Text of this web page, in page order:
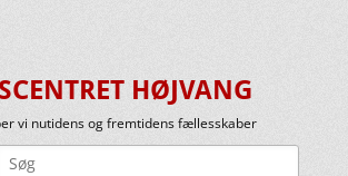
HØJVANG
vi nutidens og fremtidens fællesskaber